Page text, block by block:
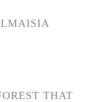
THAT